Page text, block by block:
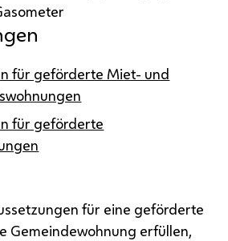
für geförderte Miet- und
für geförderte
für eine geförderte
Gemeindewohnung erfüllen,